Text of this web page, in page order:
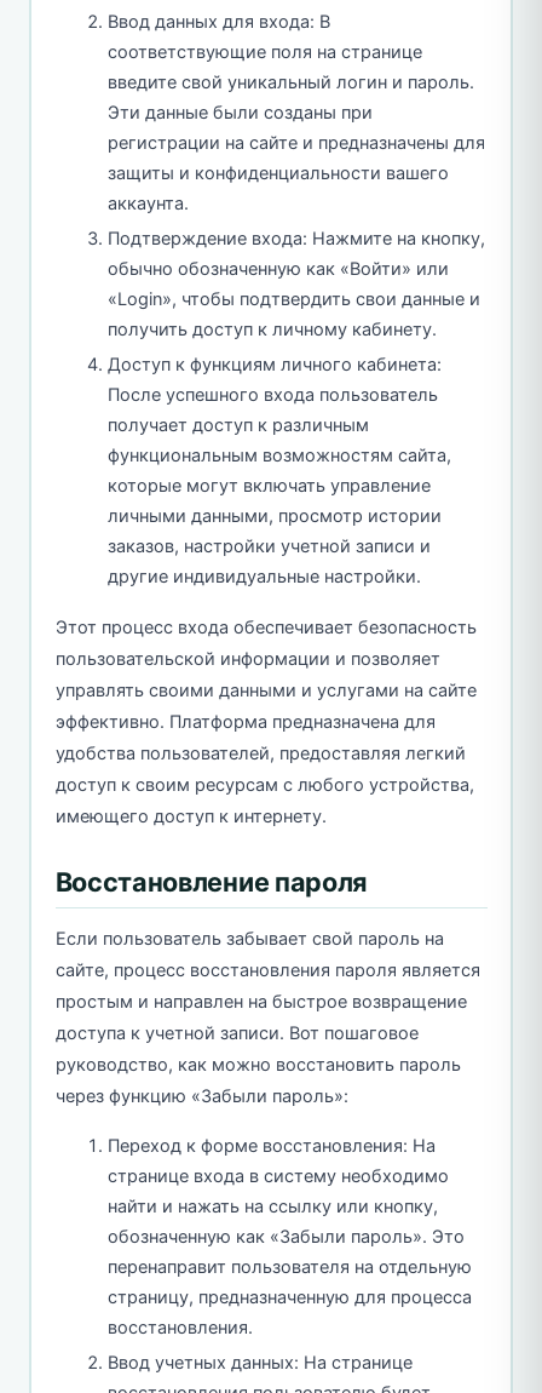
Ввод данных для входа: В
соответствующие поля на странице
введите свой уникальный логин и пароль.
Эти данные были созданы при
регистрации на сайте и предназначены для
защиты и конфиденциальности вашего
аккаунта.
Подтверждение входа: Нажмите на кнопку,
обычно обозначенную как «Войти» или
«Login», чтобы подтвердить свои данные и
получить доступ к личному кабинету.
Доступ к функциям личного кабинета:
После успешного входа пользователь
получает доступ к различным
функциональным возможностям сайта,
которые могут включать управление
личными данными, просмотр истории
заказов, настройки учетной записи и
другие индивидуальные настройки.
Этот процесс входа обеспечивает безопасность
пользовательской информации и позволяет
управлять своими данными и услугами на сайте
эффективно. Платформа предназначена для
удобства пользователей, предоставляя легкий
доступ к своим ресурсам с любого устройства,
имеющего доступ к интернету.
Восстановление пароля
Если пользователь забывает свой пароль на
сайте, процесс восстановления пароля является
простым и направлен на быстрое возвращение
доступа к учетной записи. Вот пошаговое
руководство, как можно восстановить пароль
через функцию «Забыли пароль»:
Переход к форме восстановления: На
странице входа в систему необходимо
найти и нажать на ссылку или кнопку,
обозначенную как «Забыли пароль». Это
перенаправит пользователя на отдельную
страницу, предназначенную для процесса
восстановления.
Ввод учетных данных: На странице